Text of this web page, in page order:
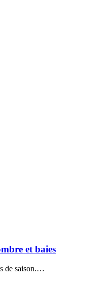
et baies
de saison.…